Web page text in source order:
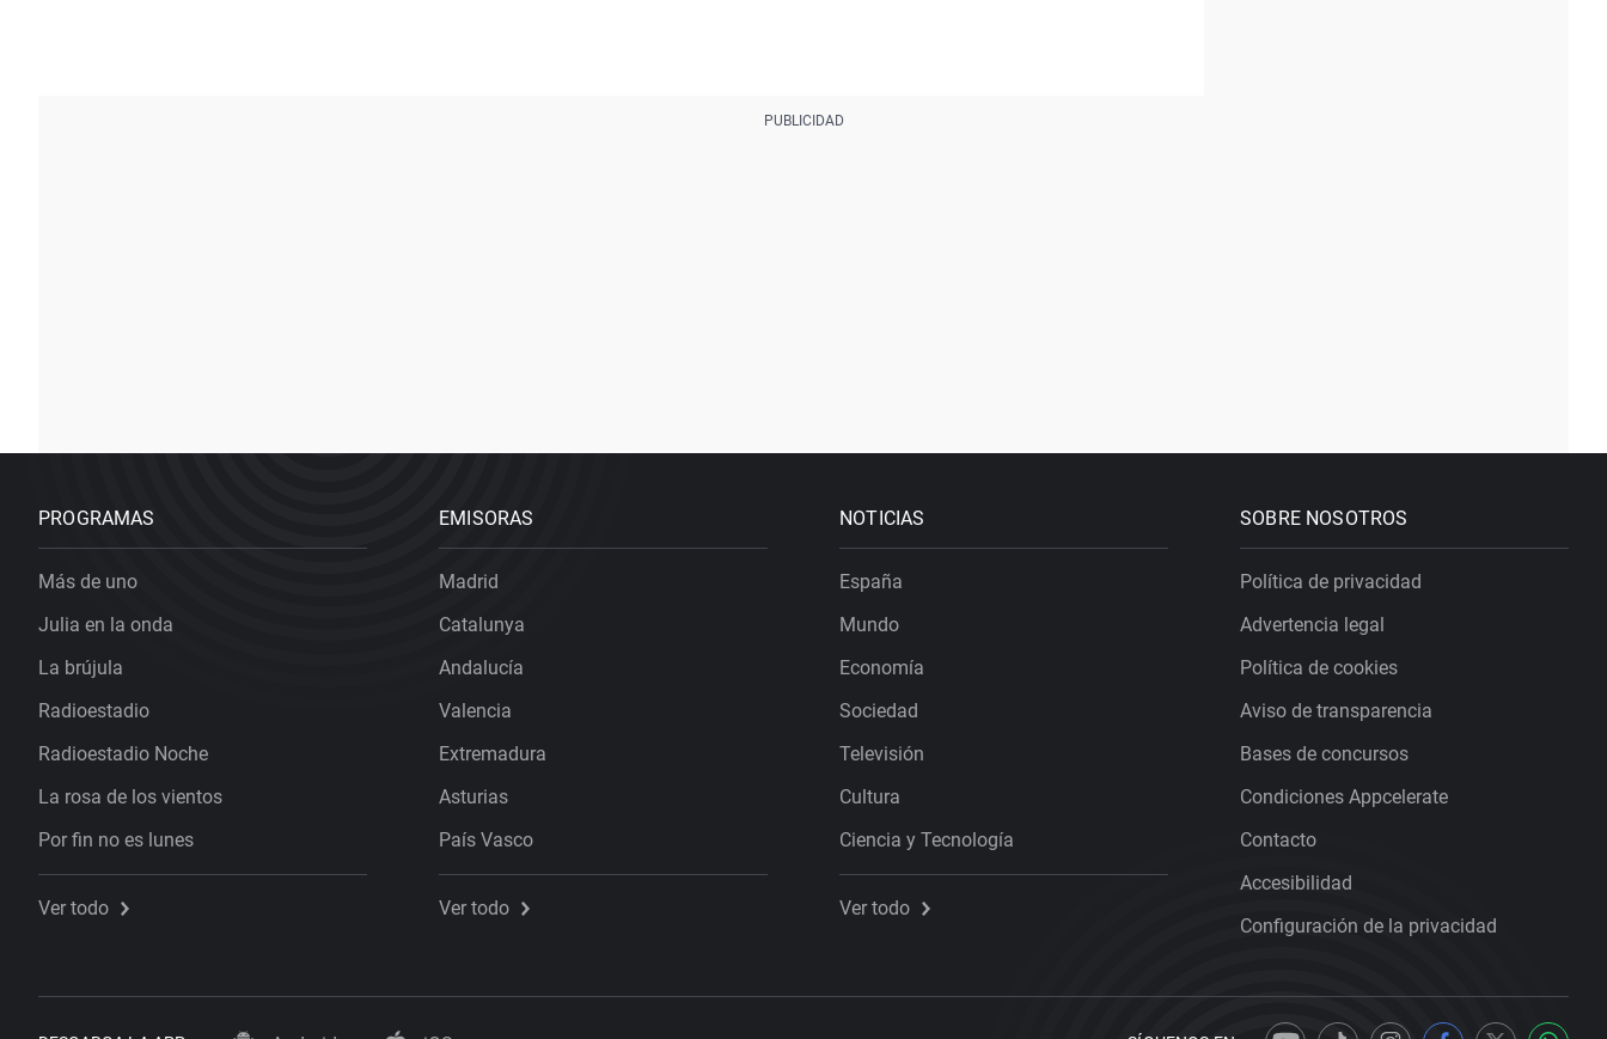
PROGRAMAS
Más de uno
Julia en la onda
La brújula
Radioestadio
Radioestadio Noche
La rosa de los vientos
Por fin no es lunes
Ver todo
EMISORAS
Madrid
Catalunya
Andalucía
Valencia
Extremadura
Asturias
País Vasco
Ver todo
NOTICIAS
España
Mundo
Economía
Sociedad
Televisión
Cultura
Ciencia y Tecnología
Ver todo
SOBRE NOSOTROS
Política de privacidad
Advertencia legal
Política de cookies
Aviso de transparencia
Bases de concursos
Condiciones Appcelerate
Contacto
Accesibilidad
Configuración de la privacidad